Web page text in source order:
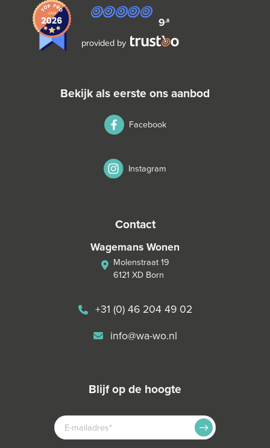
9,8
provided by
bekijk als eerste ons aanbod
Facebook
Instagram
contact
Wagemans Wonen
Molenstraat 19
6121 XD Born
+31 (0) 46 204 49 02
info@wa-wo.nl
blijf op de hoogte
E-
MAILADRES